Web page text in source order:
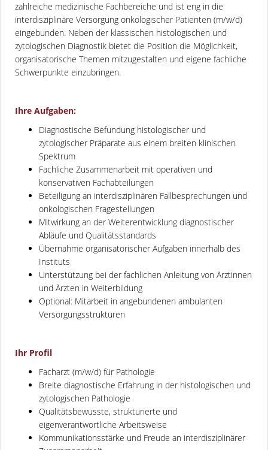
zahlreiche medizinische Fachbereiche und ist eng in die
interdisziplinäre Versorgung onkologischer Patienten (m/w/d)
eingebunden. Neben der klassischen histologischen und
zytologischen Diagnostik bietet die Position die Möglichkeit,
organisatorische Themen mitzugestalten und eigene fachliche
Schwerpunkte einzubringen.
Ihre Aufgaben:
Diagnostische Befundung histologischer und
zytologischer Präparate aus einem breiten klinischen
Spektrum
Fachliche Zusammenarbeit mit operativen und
konservativen Fachabteilungen
Beteiligung an interdisziplinären Fallbesprechungen und
onkologischen Fragestellungen
Mitwirkung an der Weiterentwicklung diagnostischer
Abläufe und Qualitätsstandards
Übernahme organisatorischer Aufgaben innerhalb des
Instituts
Unterstützung bei der fachlichen Anleitung von Ärztinnen
und Ärzten in Weiterbildung
Optional: Mitarbeit in angebundenen ambulanten
Versorgungsstrukturen
Ihr Profil
Facharzt (m/w/d) für Pathologie
Breite diagnostische Erfahrung in der histologischen und
zytologischen Pathologie
Qualitätsbewusste, strukturierte und
eigenverantwortliche Arbeitsweise
Kommunikationsstärke und Freude an interdisziplinärer